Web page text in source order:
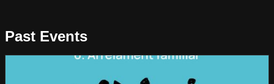
Past Events